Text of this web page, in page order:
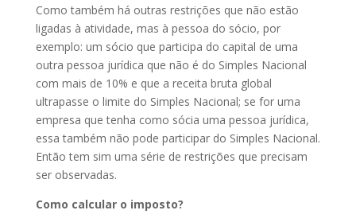
Como também há outras restrições que não estão
ligadas à atividade, mas à pessoa do sócio, por
exemplo: um sócio que participa do capital de uma
outra pessoa jurídica que não é do Simples Nacional
com mais de 10% e que a receita bruta global
ultrapasse o limite do Simples Nacional; se for uma
empresa que tenha como sócia uma pessoa jurídica,
essa também não pode participar do Simples Nacional.
Então tem sim uma série de restrições que precisam
ser observadas.
Como calcular o imposto?